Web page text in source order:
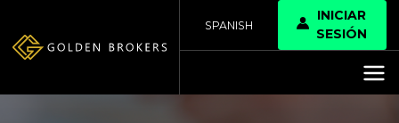
SPANISH
INICIAR
SESIÓN